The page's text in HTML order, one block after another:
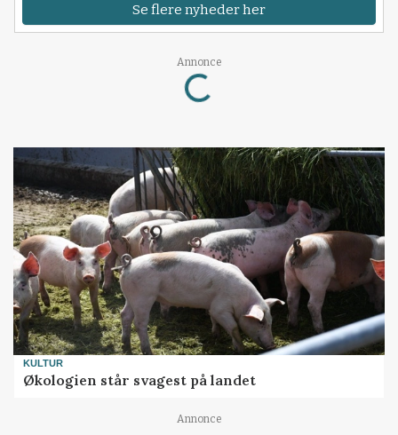
Se flere nyheder her
Annonce
Loading...
KULTUR
Økologien står svagest på landet
Annonce